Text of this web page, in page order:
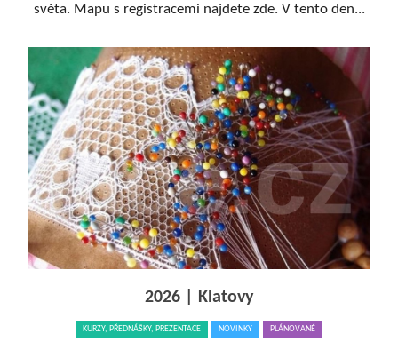
světa. Mapu s registracemi najdete zde. V tento den...
2026 | Klatovy
KURZY, PŘEDNÁŠKY, PREZENTACE NOVINKY PLÁNOVANÉ